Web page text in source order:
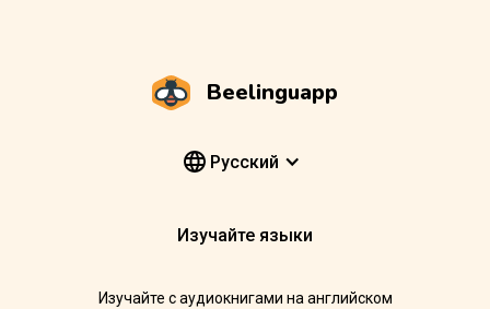
Beelinguapp
Pусский
Изучайте языки
Изучайте с аудиокнигами на английском